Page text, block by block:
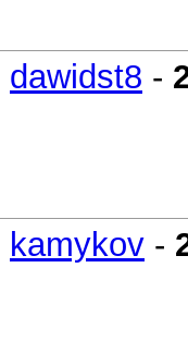
dawidst8 -
kamykov -